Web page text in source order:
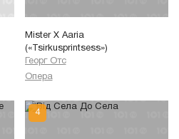
Mister X Aaria
(«Tsirkusprintsess»)
Георг Отс
Опера